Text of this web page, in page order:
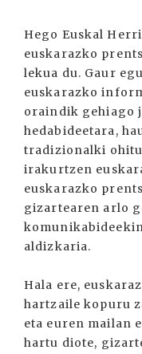
Hego Euskal
euskarazko
lekua du. Gaur
euskarazko
oraindik gehiago
hedabideetara,
tradizionalki
irakurtzen
euskarazko
gizartearen arlo
aldizkaria.
Hala ere,
hartzaile kopuru
eta euren mailan
hartu diote,